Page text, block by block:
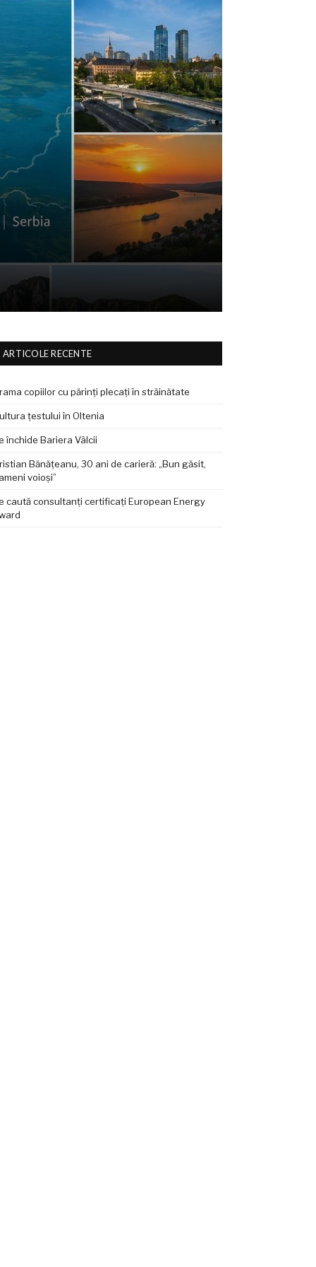
ARTICOLE RECENTE
copiilor cu părinți plecați în străinătate
țestului în Oltenia
închide Bariera Vâlcii
Bănățeanu, 30 ani de carieră: „Bun găsit,
voioși”
caută consultanți certificați European Energy